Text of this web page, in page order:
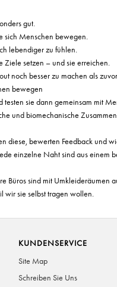
gut.
sich Menschen bewegen.
lebendiger zu fühlen.
Ziele setzen – und sie erreichen.
noch besser zu machen als
bewegen
sie dann gemeinsam mit
und biomechanische
diese, bewerten Feedback und
einzelne Naht sind aus einem
Büros sind mit
wir sie selbst tragen wollen.
KUNDENSERVICE
Site Map
Schreiben Sie Uns